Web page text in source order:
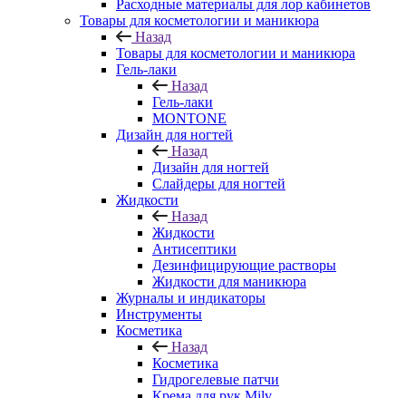
Расходные материалы для лор кабинетов
Товары для косметологии и маникюра
Назад
Товары для косметологии и маникюра
Гель-лаки
Назад
Гель-лаки
MONTONE
Дизайн для ногтей
Назад
Дизайн для ногтей
Слайдеры для ногтей
Жидкости
Назад
Жидкости
Антисептики
Дезинфицирующие растворы
Жидкости для маникюра
Журналы и индикаторы
Инструменты
Косметика
Назад
Косметика
Гидрогелевые патчи